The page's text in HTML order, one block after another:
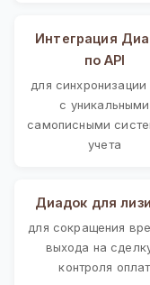
Интеграция
по API
для
с уникальными
самописными
учета
Диадок для
для сокращения
выхода на
контроля оплат